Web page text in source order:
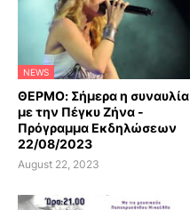
NEWS
ΘΕΡΜΟ: Σήμερα η συναυλία
με την Πέγκυ Ζήνα -
Πρόγραμμα Εκδηλώσεων
22/08/2023
August 22, 2023